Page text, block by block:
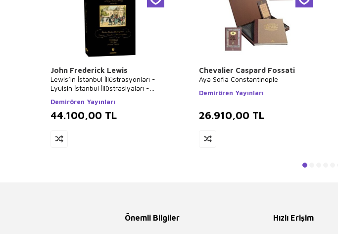
John Frederick Lewis
Lewis’in İstanbul İllüstrasyonları -
Lyuisin İstanbul İllüstrasiyaları -
Demirören Yayınları
44.100,00 TL
Chevalier Caspard Fossati
Aya Sofia Constantinople
Demirören Yayınları
26.910,00 TL
Önemli Bilgiler Hızlı Erişim